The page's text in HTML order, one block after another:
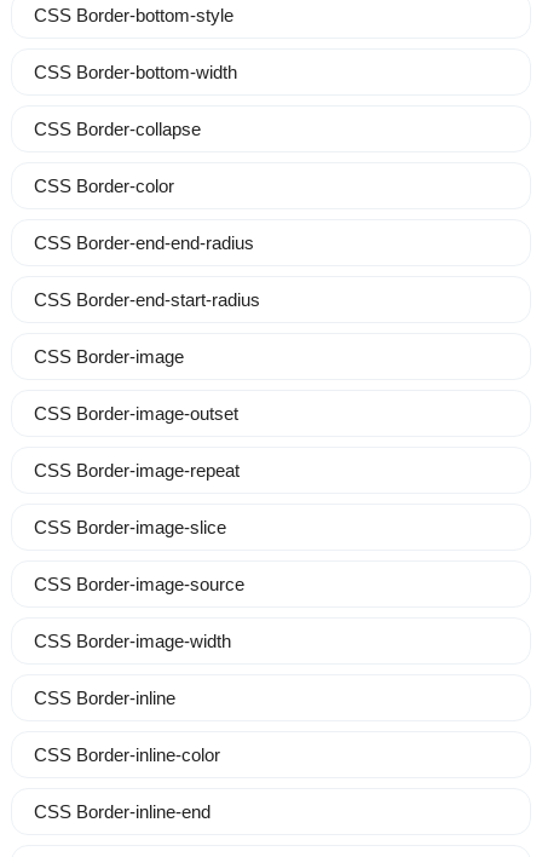
CSS Border-bottom-style
CSS Border-bottom-width
CSS Border-collapse
CSS Border-color
CSS Border-end-end-radius
CSS Border-end-start-radius
CSS Border-image
CSS Border-image-outset
CSS Border-image-repeat
CSS Border-image-slice
CSS Border-image-source
CSS Border-image-width
CSS Border-inline
CSS Border-inline-color
CSS Border-inline-end